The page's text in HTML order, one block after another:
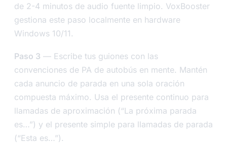
de 2-4 minutos de audio fuente limpio. VoxBooster
gestiona este paso localmente en hardware
Windows 10/11.
Paso 3 — Escribe tus guiones con las
convenciones de PA de autobús en mente. Mantén
cada anuncio de parada en una sola oración
compuesta máximo. Usa el presente continuo para
llamadas de aproximación (“La próxima parada
es…”) y el presente simple para llamadas de parada
(“Esta es…”).